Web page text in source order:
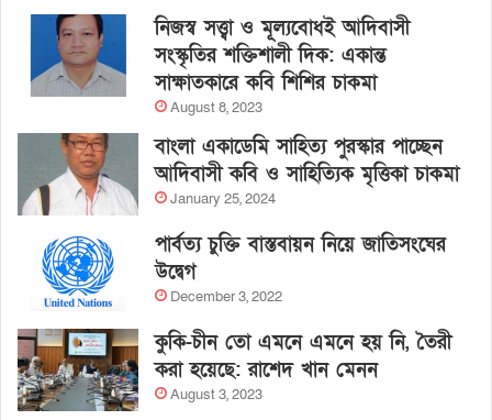
নিজস্ব সত্ত্বা ও মূল্যবোধই আদিবাসী
সংস্কৃতির শক্তিশালী দিক: একান্ত
সাক্ষাতকারে কবি শিশির চাকমা
August 8, 2023
বাংলা একাডেমি সাহিত্য পুরস্কার পাচ্ছেন
আদিবাসী কবি ও সাহিত্যিক মৃত্তিকা চাকমা
January 25, 2024
পার্বত্য চুক্তি বাস্তবায়ন নিয়ে জাতিসংঘের
উদ্বেগ
December 3, 2022
কুকি-চীন তো এমনে এমনে হয় নি, তৈরী
করা হয়েছে: রাশেদ খান মেনন
August 3, 2023